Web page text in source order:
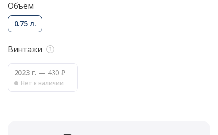
Объём
0.75 л.
Винтажи
2023 г. — 430 ₽
Нет в наличии